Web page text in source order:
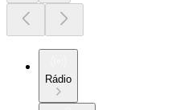
Rádio